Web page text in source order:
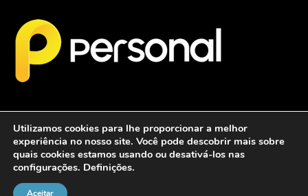
2026 - Personalcob - CNPJ: 12.837.042/0001-60- Todos direitos
Utilizamos cookies para lhe proporcionar a melhor
experiência no nosso site. Você pode descobrir mais sobre
quais cookies estamos usando ou desativá-los nas
configurações. Definições.
Aceitar